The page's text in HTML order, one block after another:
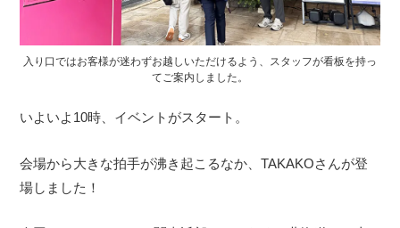
入り口ではお客様が迷わずお越しいただけるよう、スタッフが看板を持っ
てご案内しました。
いよいよ10時、イベントがスタート。
会場から大きな拍手が沸き起こるなか、TAKAKOさんが登
場しました！